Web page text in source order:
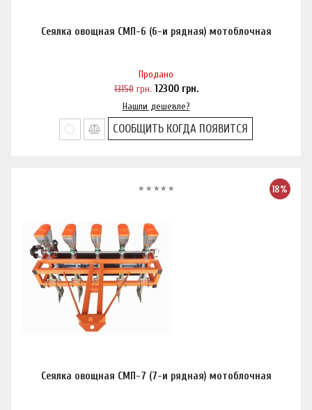
Сеялка овощная СМП-6 (6-и рядная) мотоблочная
Продано
13150грн. 12300грн.
Нашли дешевле?
СООБЩИТЬ КОГДА ПОЯВИТСЯ
18%
Сеялка овощная СМП-7 (7-и рядная) мотоблочная